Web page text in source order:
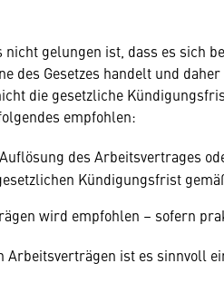
nicht gelungen ist, dass es sich
des Gesetzes handelt und
die gesetzliche
empfohlen:
des Arbeitsvertrages
Kündigungsfrist
wird empfohlen – sofern
Arbeitsverträgen ist es sinnvoll